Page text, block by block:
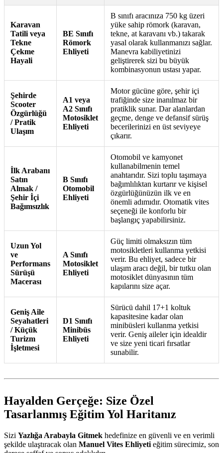
Karavan
Tatili veya
Tekne
Çekme
Hayali
BE Sınıfı
Römork
Ehliyeti
B sınıfı aracınıza 750 kg üzeri
yüke sahip römork (karavan,
tekne, at karavanı vb.) takarak
yasal olarak kullanmanızı sağlar.
Manevra kabiliyetinizi
geliştirerek sizi bu büyük
kombinasyonun ustası yapar.
Şehirde
Scooter
Özgürlüğü
/ Pratik
Ulaşım
A1 veya
A2 Sınıfı
Motosiklet
Ehliyeti
Motor gücüne göre, şehir içi
trafiğinde size inanılmaz bir
pratiklik sunar. Dar alanlardan
geçme, denge ve defansif sürüş
becerilerinizi en üst seviyeye
çıkarır.
İlk Arabanı
Satın
Almak /
Şehir İçi
Bağımsızlık
B Sınıfı
Otomobil
Ehliyeti
Otomobil ve kamyonet
kullanabilmenin temel
anahtarıdır. Sizi toplu taşımaya
bağımlılıktan kurtarır ve kişisel
özgürlüğünüzün ilk ve en
önemli adımıdır. Otomatik vites
seçeneği ile konforlu bir
başlangıç yapabilirsiniz.
Uzun Yol
ve
Performans
Sürüşü
Macerası
A Sınıfı
Motosiklet
Ehliyeti
Güç limiti olmaksızın tüm
motosikletleri kullanma yetkisi
verir. Bu ehliyet, sadece bir
ulaşım aracı değil, bir tutku olan
motosiklet dünyasının tüm
kapılarını size açar.
Geniş Aile
Seyahatleri
/ Küçük
Turizm
İşletmesi
D1 Sınıfı
Minibüs
Ehliyeti
Sürücü dahil 17+1 koltuk
kapasitesine kadar olan
minibüsleri kullanma yetkisi
verir. Geniş aileler için idealdir
ve size yeni ticari fırsatlar
sunabilir.
Hayalden Gerçeğe: Size Özel
Tasarlanmış Eğitim Yol Haritanız
Sizi Yazlığa Arabayla Gitmek hedefinize en güvenli ve en verimli
şekilde ulaştıracak olan Manuel Vites Ehliyeti eğitim sürecimiz, son